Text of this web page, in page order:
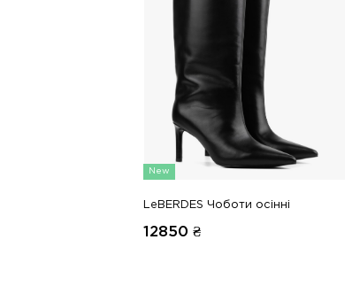
New
LeBERDES Чоботи осінні
12850 ₴